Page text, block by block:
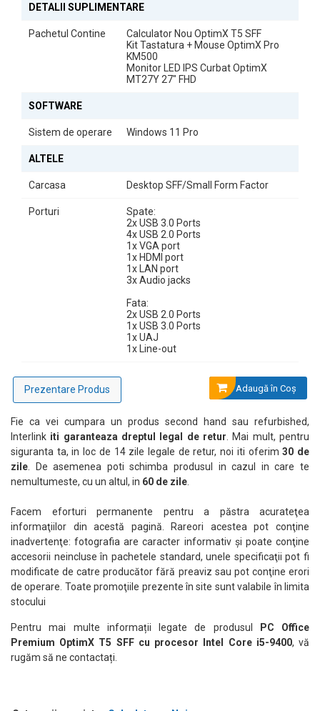
Pachetul include unmonitor curbat de 27”FHD IPS LED, care oferă
o experiență vizuală mai naturală și mai imersivă. Culorile sunt
clare, unghiurile de vizualizare largi, iar designul curbat ajută la
confortul ochilor în utilizare îndelungată.
Kit Tastatură + Mouse cu Fir OptimX Pro KM500
OptimX Pro KM500
mouse cu fir. Tastatura oferă confort la tastare, iar mouse-ul
garantează stabilitate, utilizare imediată și fiabilitate constantă.
Grafică Integrată pentru Utilizare Zilnică
Intel UHD Graphics 630 oferă suport pentru activități de bază
precum browsing, redare video și aplicații office, fiind suficient
pentru utilizarea standard.
Windows 11 Pro – Securitate și Productivitate
Sistemul vine preinstalat cu Windows 11 Pro, oferind funcții
DETALII SUPLIMENTARE
Pachetul Contine
Calculator Nou OptimX T5 SFF
Kit Tastatura + Mouse OptimX Pro
KM500
Monitor LED IPS Curbat OptimX
MT27Y 27" FHD
SOFTWARE
Sistem de operare Windows 11 Pro
ALTELE
Carcasa Desktop SFF/Small Form Factor
Porturi
Spate:
2x USB 3.0 Ports
4x USB 2.0 Ports
1x VGA port
1x HDMI port
1x LAN port
3x Audio jacks
Fata:
2x USB 2.0 Ports
1x USB 3.0 Ports
1x UAJ
1x Line-out
Prezentare Produs Adaugă în Coş
Fie ca vei cumpara un produs second hand sau refurbished,
Interlink iti garanteaza dreptul legal de retur . Mai mult, pentru
siguranta ta, in loc de 14 zile legale de retur, noi iti oferim30 de
zile . De asemenea poti schimba produsul in cazul in care te
nemultumeste, cu un altul, in 60 de zile
Facem eforturi permanente pentru a păstra acurateţea
informaţiilor din acestă pagină. Rareori acestea pot conţine
inadvertenţe: fotografia are caracter informativ şi poate conţine
accesorii neincluse în pachetele standard, unele specificaţii pot fi
modificate de catre producător fără preaviz sau pot conţine erori
de operare. Toate promoţiile prezente în site sunt valabile în limita
stocului
Pentru mai multe informații legate de produsul PC Office
Premium OptimX T5 SFF cu procesor Intel Core i5-9400, vă
rugăm să ne contactați.